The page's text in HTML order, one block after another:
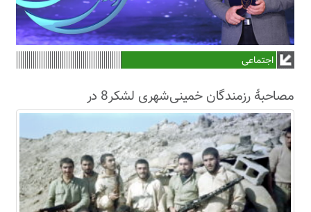
اجتماعی
مصاحبۀ رزمندگان خمینی‌شهری لشکر8 در
سال63+فیلم